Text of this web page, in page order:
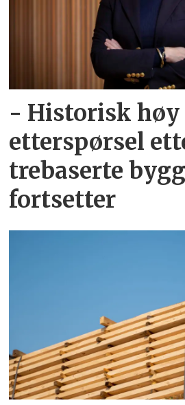
- Historisk høy
etterspørsel
trebaserte
fortsetter